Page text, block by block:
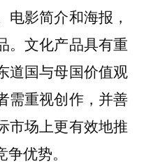
电影简介和海报，
。文化产品具有重
道国与母国价值观
需重视创作，并善
市场上更有效地推
优势。